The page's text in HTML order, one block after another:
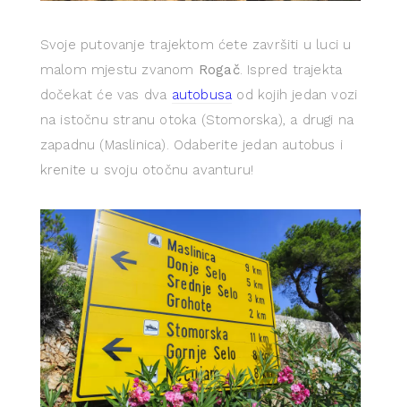
Svoje putovanje trajektom ćete završiti u luci u
malom mjestu zvanom Rogač. Ispred trajekta
dočekat će vas dva autobusa od kojih jedan vozi
na istočnu stranu otoka (Stomorska), a drugi na
zapadnu (Maslinica). Odaberite jedan autobus i
krenite u svoju otočnu avanturu!